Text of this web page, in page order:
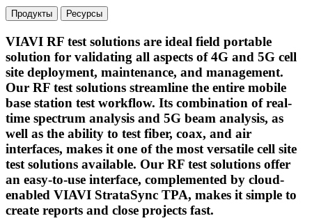
Продукты Ресурсы
VIAVI RF test solutions are ideal field portable
solution for validating all aspects of 4G and 5G cell
site deployment, maintenance, and management.
Our RF test solutions streamline the entire mobile
base station test workflow. Its combination of real-
time spectrum analysis and 5G beam analysis, as
well as the ability to test fiber, coax, and air
interfaces, makes it one of the most versatile cell site
test solutions available. Our RF test solutions offer
an easy-to-use interface, complemented by cloud-
enabled VIAVI StrataSync TPA, makes it simple to
create reports and close projects fast.